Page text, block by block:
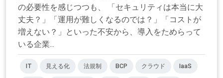
の必要性を感じつつも、 「セキュリティは本当に大
丈夫？」「運用が難しくなるのでは？」「コストが
増えない？」といった不安から、導入をためらって
いる企業...
IT 見える化 法規制 BCP クラウド IaaS